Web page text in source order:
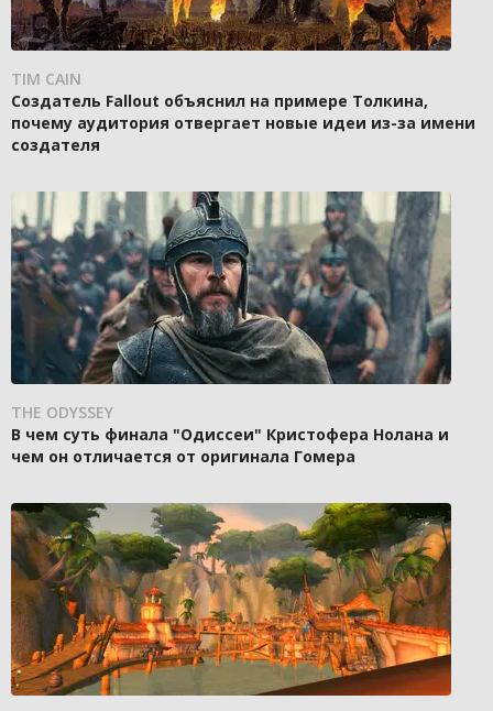
TIM CAIN
Создатель Fallout объяснил на примере Толкина,
почему аудитория отвергает новые идеи из-за имени
создателя
THE ODYSSEY
В чем суть финала "Одиссеи" Кристофера Нолана и
чем он отличается от оригинала Гомера